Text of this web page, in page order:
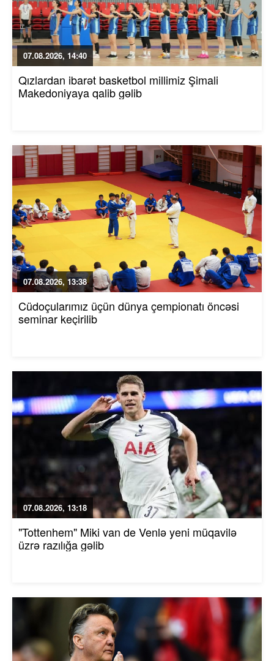
07.08.2026, 14:40
Qızlardan ibarət basketbol millimiz Şimali
Makedoniyaya qalib gəlib
07.08.2026, 13:38
Cüdoçularımız üçün dünya çempionatı öncəsi
seminar keçirilib
07.08.2026, 13:18
"Tottenhem" Miki van de Venlə yeni müqavilə
üzrə razılığa gəlib